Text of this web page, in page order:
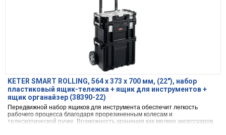
KETER SMART ROLLING, 564 х 373 х 700 мм, (22″), набор
пластиковый ящик-тележка + ящик для инструментов +
ящик органайзер (38390-22)
Передвижной набор ящиков для инструмента обеспечит легкость
рабочего процесса благодаря прорезиненным колесам и
телескопической ручке. Возможность хранения как мелких аксессуаров,